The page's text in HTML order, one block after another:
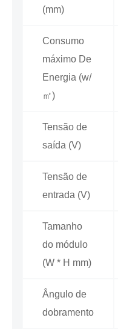
(mm)
Consumo
máximo De
Energia (w/
㎡)
Tensão de
saída (V)
Tensão de
entrada (V)
Tamanho
do módulo
(W * H mm)
Ângulo de
dobramento